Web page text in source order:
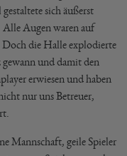
sich äußerst
Alle Augen waren auf
Doch die Halle explodierte
gewann und damit den
erwiesen und haben
nur uns Betreuer,
Mannschaft, geile Spieler